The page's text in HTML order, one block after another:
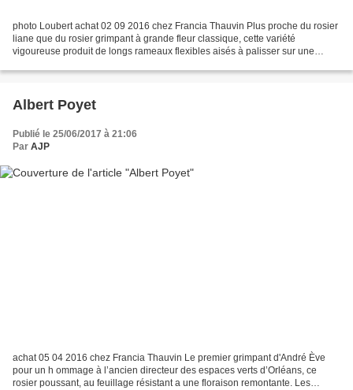
photo Loubert achat 02 09 2016 chez Francia Thauvin Plus proche du rosier
liane que du rosier grimpant à grande fleur classique, cette variété
vigoureuse produit de longs rameaux flexibles aisés à palisser sur une
Albert Poyet
Publié le 25/06/2017 à 21:06
Par AJP
achat 05 04 2016 chez Francia Thauvin Le premier grimpant d'André Ève
pour un h ommage à l’ancien directeur des espaces verts d’Orléans, ce
rosier poussant, au feuillage résistant a une floraison remontante. Les